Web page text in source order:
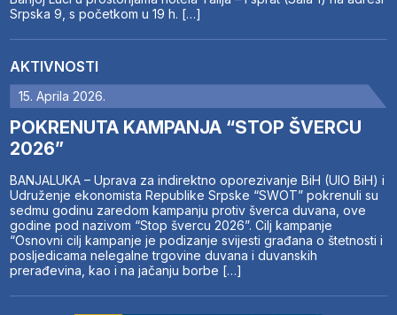
Srpska 9, s početkom u 19 h. […]
AKTIVNOSTI
15. Aprila 2026.
POKRENUTA KAMPANJA “STOP ŠVERCU
2026”
BANJALUKA – Uprava za indirektno oporezivanje BiH (UIO BiH) i
Udruženje ekonomista Republike Srpske “SWOT” pokrenuli su
sedmu godinu zaredom kampanju protiv šverca duvana, ove
godine pod nazivom “Stop švercu 2026”. Cilj kampanje
“Osnovni cilj kampanje je podizanje svijesti građana o štetnosti i
posljedicama nelegalne trgovine duvana i duvanskih
prerađevina, kao i na jačanju borbe […]